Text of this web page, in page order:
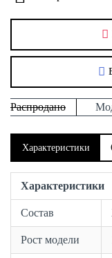
Распродано
Характеристики
Характеристики
Состав
Рост модели